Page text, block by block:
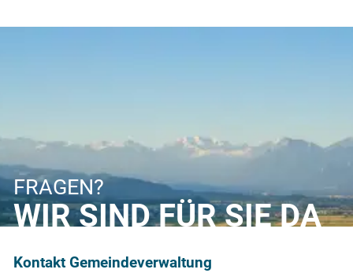
FRAGEN?
WIR SIND FÜR SIE DA
Kontakt Gemeindeverwaltung